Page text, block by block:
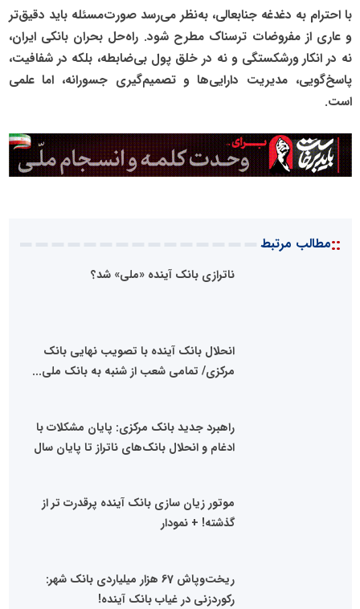
با احترام به دغدغه‌ جنابعالی، به‌نظر می‌رسد صورت‌مسئله باید دقیق‌تر
و عاری از مفروضات ترسناک مطرح شود. راه‌حل بحران بانکی ایران،
نه در انکار ورشکستگی و نه در خلق پول بی‌ضابطه، بلکه در شفافیت،
پاسخ‌گویی، مدیریت دارایی‌ها و تصمیم‌گیری جسورانه، اما علمی
است.
::مطالب مرتبط
ناترازی بانک آینده «ملی» شد؟
انحلال بانک آینده با تصویب نهایی بانک
مرکزی/ تمامی شعب از شنبه به بانک ملی...
راهبرد جدید بانک مرکزی: پایان مشکلات با
ادغام و انحلال بانک‌های ناتراز تا پایان سال
موتور زیان سازی بانک آینده پرقدرت تر از
گذشته! + نمودار
ریخت‌وپاش 67 هزار میلیاردی بانک شهر:
رکوردزنی در غیاب بانک آینده!